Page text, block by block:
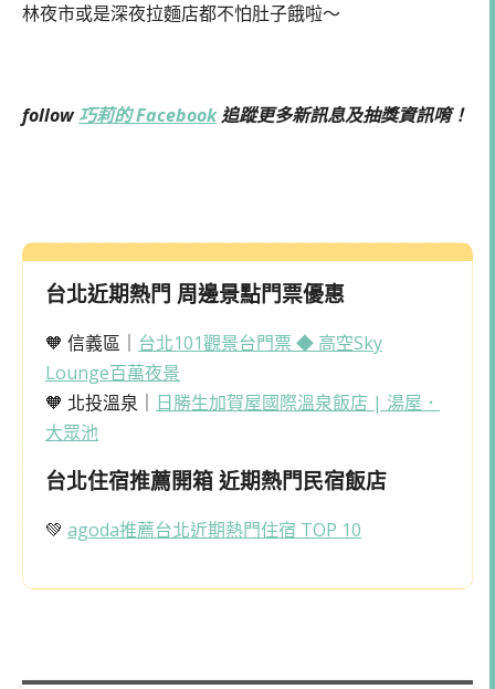
林夜市或是深夜拉麵店都不怕肚子餓啦～
follow巧莉的 Facebook追蹤更多新訊息及抽獎資訊唷！
台北近期熱門 周邊景點門票優惠
🧡 信義區｜ 台北101觀景台門票 ◆ 高空Sky
Lounge百萬夜景
🧡 北投溫泉｜ 日勝生加賀屋國際溫泉飯店 | 湯屋．
大眾池
台北住宿推薦開箱 近期熱門民宿飯店
💚 agoda推薦台北近期熱門住宿 TOP 10